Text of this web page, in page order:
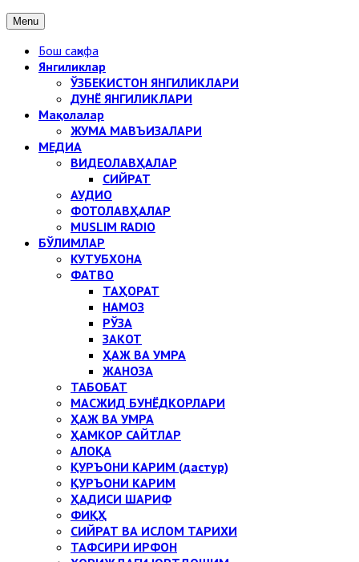
Menu
Бош саҳифа
Янгиликлар
ЎЗБЕКИСТОН ЯНГИЛИКЛАРИ
ДУНЁ ЯНГИЛИКЛАРИ
Мақолалар
ЖУМА МАВЪИЗАЛАРИ
МЕДИА
ВИДЕОЛАВҲАЛАР
СИЙРАТ
АУДИО
ФОТОЛАВҲАЛАР
MUSLIM RADIO
БЎЛИМЛАР
КУТУБХОНА
ФАТВО
ТАҲОРАТ
НАМОЗ
РЎЗА
ЗАКОТ
ҲАЖ ВА УМРА
ЖАНОЗА
ТАБОБАТ
МАСЖИД БУНЁДКОРЛАРИ
ҲАЖ ВА УМРА
ҲАМКОР САЙТЛАР
АЛОҚА
ҚУРЪОНИ КАРИМ (дастур)
ҚУРЪОНИ КАРИМ
ҲАДИСИ ШАРИФ
ФИҚҲ
СИЙРАТ ВА ИСЛОМ ТАРИХИ
ТАФСИРИ ИРФОН